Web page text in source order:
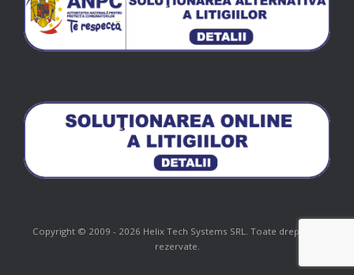
Copyright © 2009 - 2026 Helix Tech Systems SRL. Toate drepturile
rezervate.